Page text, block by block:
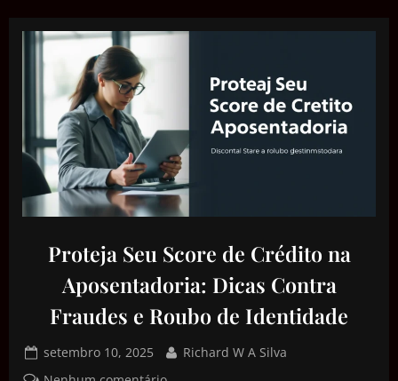
Proteja Seu Score de Crédito na
Aposentadoria: Dicas Contra
Fraudes e Roubo de Identidade
setembro 10, 2025
Richard W A Silva